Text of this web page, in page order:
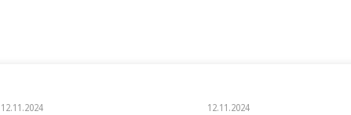
12.11.2024 12.11.2024